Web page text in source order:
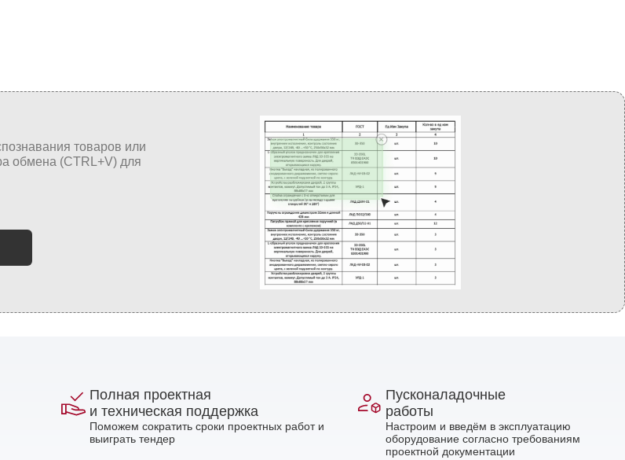
Полная проектная
и техническая поддержка
Поможем сократить сроки проектных работ и
выиграть тендер
Пусконаладочные
работы
Настроим и введём в эксплуатацию
оборудование согласно требованиям
проектной документации